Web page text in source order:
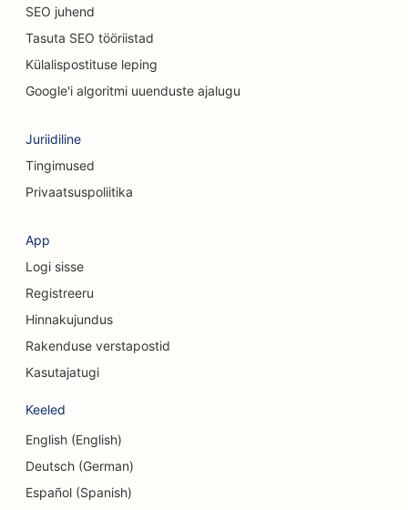
SEO kassikohvikutele
SEO puhastusteenuste jaoks
SEO konsultatsioonifirmadele
SEO kosmeetiliste kirurgide jaoks
SEO valuutavahetusteenuste jaoks
SEO krediidiühistutele
SEO koogipoodidele
SEO tantsustuudiote jaoks
SEO võlanõustamise teenuste jaoks
SEO juhend
Tasuta SEO tööriistad
Külalispostituse leping
Google'i algoritmi uuenduste ajalugu
Juriidiline
Tingimused
Privaatsuspoliitika
App
Logi sisse
Registreeru
Hinnakujundus
Rakenduse verstapostid
Kasutajatugi
Keeled
English (English)
Deutsch (German)
Español (Spanish)